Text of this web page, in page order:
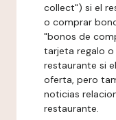
collect") si el
o comprar
"bonos de
tarjeta regalo
restaurante si
oferta, pero
noticias
restaurante.